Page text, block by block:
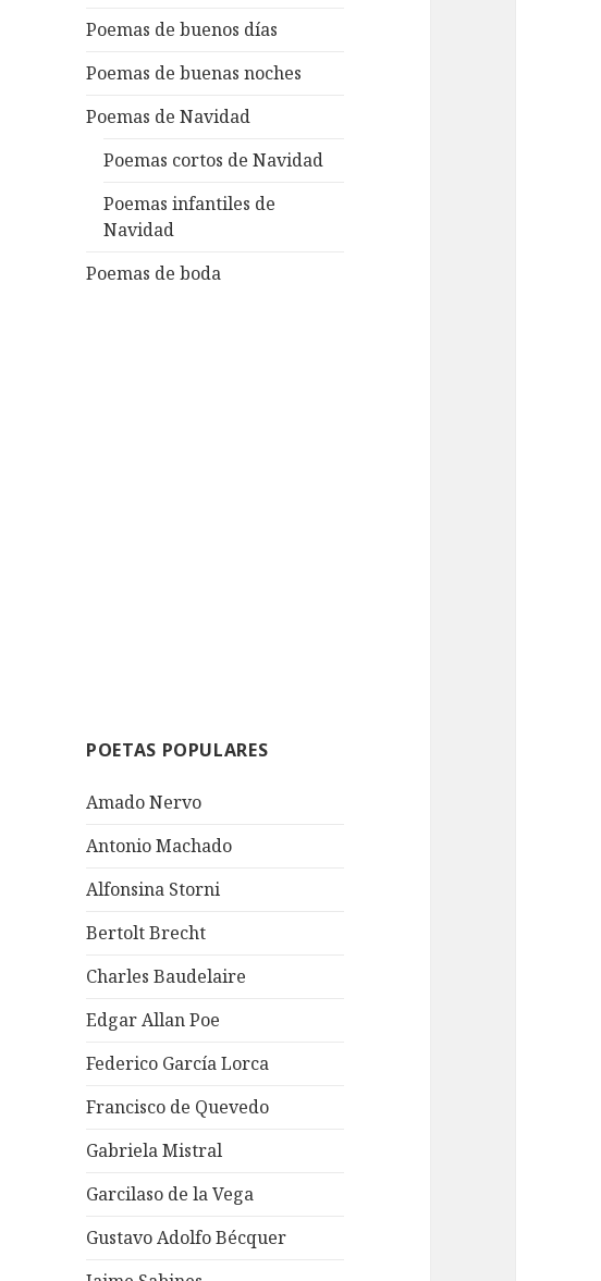
Poemas de buenos días
Poemas de buenas noches
Poemas de Navidad
Poemas cortos de Navidad
Poemas infantiles de
Navidad
Poemas de boda
POETAS POPULARES
Amado Nervo
Antonio Machado
Alfonsina Storni
Bertolt Brecht
Charles Baudelaire
Edgar Allan Poe
Federico García Lorca
Francisco de Quevedo
Gabriela Mistral
Garcilaso de la Vega
Gustavo Adolfo Bécquer